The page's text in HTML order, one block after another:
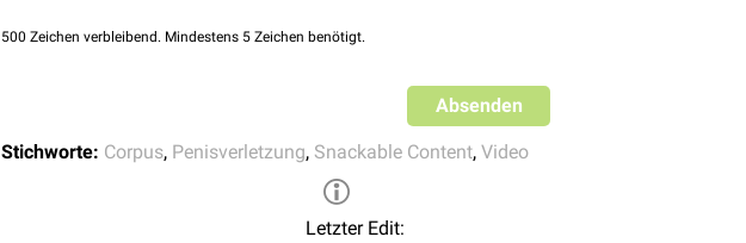
500 Zeichen verbleibend. Mindestens 5 Zeichen benötigt.
Absenden
Stichworte: Corpus, Penisverletzung, Snackable Content, Video
Letzter Edit: